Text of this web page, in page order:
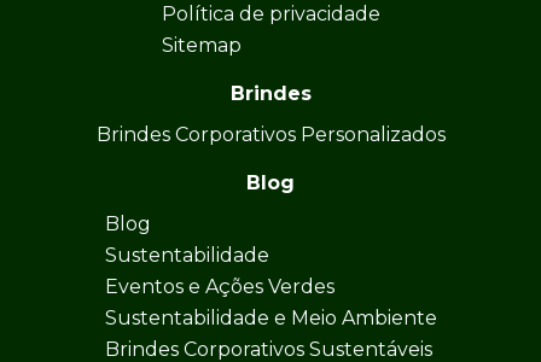
Política de privacidade
Sitemap
Brindes
Brindes Corporativos Personalizados
Blog
Blog
Sustentabilidade
Eventos e Ações Verdes
Sustentabilidade e Meio Ambiente
Brindes Corporativos Sustentáveis